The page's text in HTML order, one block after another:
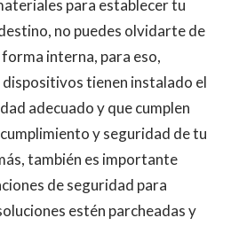
para establecer tu
no puedes olvidarte de
interna, para eso,
tienen instalado el
adecuado y que cumplen
y seguridad de tu
también es importante
de seguridad para
estén parcheadas y